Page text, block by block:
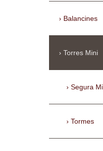
Balancines
Torres Mini
Segura
Tormes